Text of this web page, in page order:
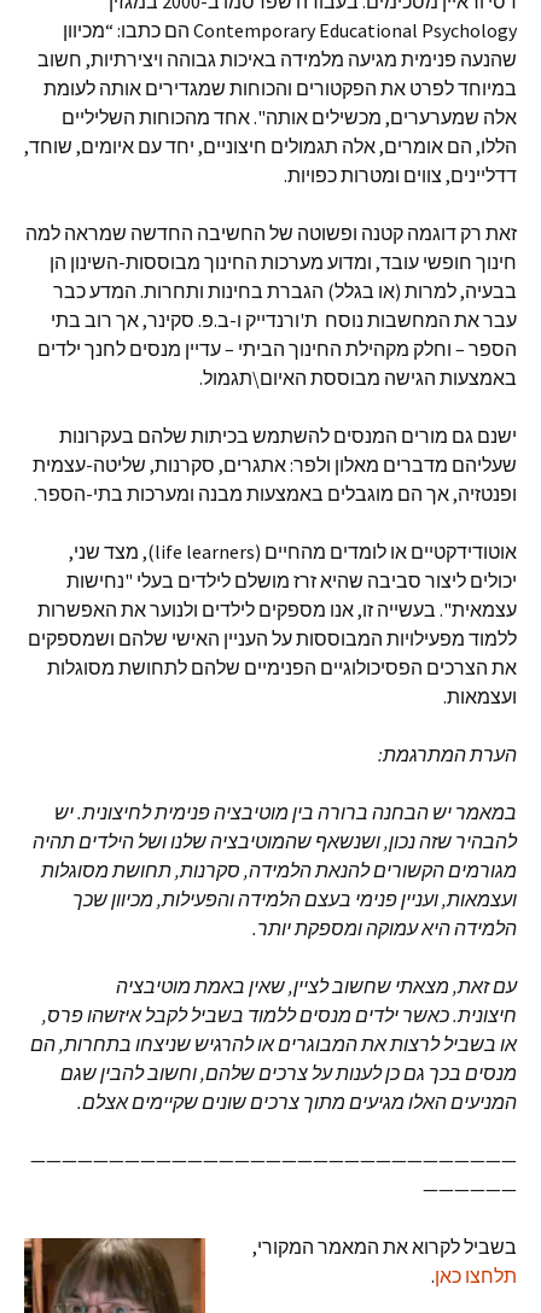
Contemporary Educational Psychology הם כתבו: “מכיוון
שהנעה פנימית מגיעה מלמידה באיכות גבוהה ויצירתיות, חשוב
במיוחד לפרט את הפקטורים והכוחות שמגדירים אותה לעומת
אלה שמערערים, מכשילים אותה". אחד מהכוחות השליליים
הללו, הם אומרים, אלה תגמולים חיצוניים, יחד עם איומים, שוחד,
דדליינים, צווים ומטרות כפויות.
זאת רק דוגמה קטנה ופשוטה של החשיבה החדשה שמראה למה
חינוך חופשי עובד, ומדוע מערכות החינוך מבוססות-השינון הן
בבעיה, למרות (או בגלל) הגברת בחינות ותחרות. המדע כבר
עבר את המחשבות נוסח ת'ורנדייק ו-ב.פ. סקינר, אך רוב בתי
הספר – וחלק מקהילת החינוך הביתי – עדיין מנסים לחנך ילדים
באמצעות הגישה מבוססת האיום\תגמול.
ישנם גם מורים המנסים להשתמש בכיתות שלהם בעקרונות
שעליהם מדברים מאלון ולפר: אתגרים, סקרנות, שליטה-עצמית
ופנטזיה, אך הם מוגבלים באמצעות מבנה ומערכות בתי-הספר.
אוטודידקטיים או לומדים מהחיים (life learners), מצד שני,
יכולים ליצור סביבה שהיא זרז מושלם לילדים בעלי "נחישות
עצמאית". בעשייה זו, אנו מספקים לילדים ולנוער את האפשרות
ללמוד מפעילויות המבוססות על העניין האישי שלהם ושמספקים
את הצרכים הפסיכולוגיים הפנימיים שלהם לתחושת מסוגלות
ועצמאות.
הערת המתרגמת:
במאמר יש הבחנה ברורה בין מוטיבציה פנימית לחיצונית.יש
להבהיר שזה נכון,ושנשאף שהמוטיבציה שלנו ושל הילדים תהיה
מגורמים הקשורים להנאת הלמידה, סקרנות,תחושת מסוגלות
ועצמאות,ועניין פנימי בעצם הלמידה והפעילות, מכיוון שכך
הלמידה היא עמוקה ומספקת יותר.
עם זאת, מצאתי שחשוב לציין,שאין באמת מוטיבציה
חיצונית.כאשר ילדים מנסים ללמוד בשביל לקבל איזשהו פרס,
או בשביל לרצות את המבוגרים או להרגיש שניצחו בתחרות,הם
מנסים בכך גם כן לענות על צרכים שלהם,וחשוב להבין שגם
המניעים האלו מגיעים מתוך צרכים שונים שקיימים אצלם.
———————————————————————————————
——————
בשביל לקרוא את המאמר המקורי,
תלחצו כאן.